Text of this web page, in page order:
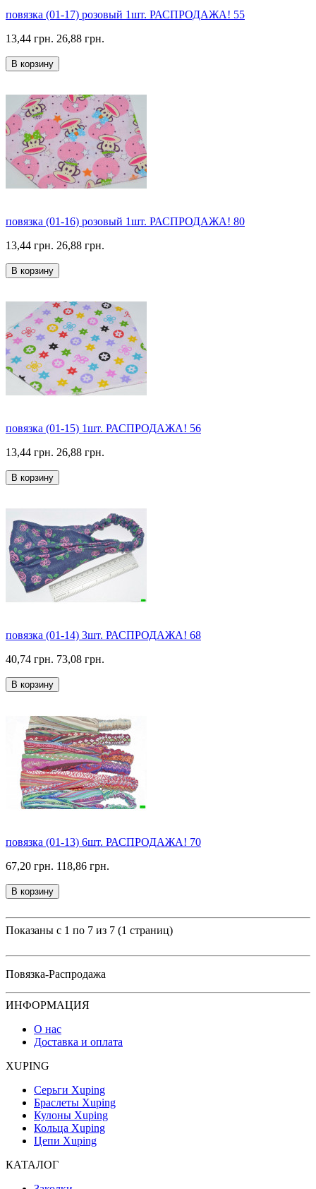
повязка (01-17) розовый 1шт. РАСПРОДАЖА! 55
13,44 грн. 26,88 грн.
В корзину
повязка (01-16) розовый 1шт. РАСПРОДАЖА! 80
13,44 грн. 26,88 грн.
В корзину
повязка (01-15) 1шт. РАСПРОДАЖА! 56
13,44 грн. 26,88 грн.
В корзину
повязка (01-14) 3шт. РАСПРОДАЖА! 68
40,74 грн. 73,08 грн.
В корзину
повязка (01-13) 6шт. РАСПРОДАЖА! 70
67,20 грн. 118,86 грн.
В корзину
Показаны с 1 по 7 из 7 (1 страниц)
Повязка-Распродажа
ИНФОРМАЦИЯ
О нас
Доставка и оплата
XUPING
Серьги Xuping
Браслеты Xuping
Кулоны Xuping
Кольца Xuping
Цепи Xuping
КАТАЛОГ